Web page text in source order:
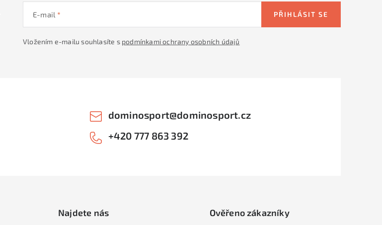
E-mail
Vložením e-mailu souhlasíte s podmínkami ochrany osobních údajů
PŘIHLÁSIT SE
dominosport@dominosport.cz
+420 777 863 392
Najdete nás Ověřeno zákazníky